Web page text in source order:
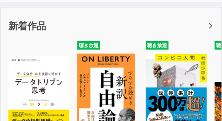
新着作品
聴き放題 聴き放題 聴